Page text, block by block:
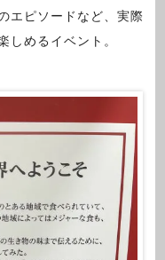
エピソードなど、実際
しめるイベント。